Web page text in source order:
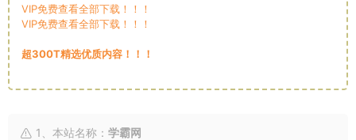
VIP免费查看全部下载！！！
VIP免费查看全部下载！！！
超300T精选优质内容！！！
1、本站名称： 学霸网